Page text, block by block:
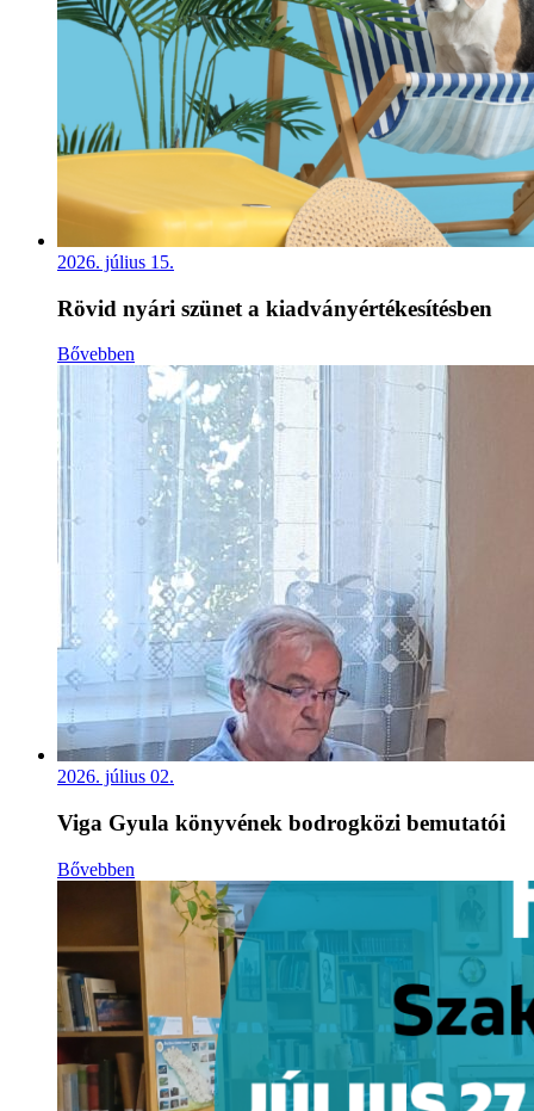
2026. július 15.
Rövid nyári szünet a kiadványértékesítésben
Bővebben
2026. július 02.
Viga Gyula könyvének bodrogközi bemutatói
Bővebben